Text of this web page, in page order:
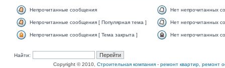
Непрочитанные сообщения Нет непрочитанных
Непрочитанные сообщения [ Популярная тема ] Нет непрочитанных
Непрочитанные сообщения [ Тема закрыта ] Нет непрочитанных
Найти:
Copyright © 2010, Строительная компания - ремонт квартир, ремонт